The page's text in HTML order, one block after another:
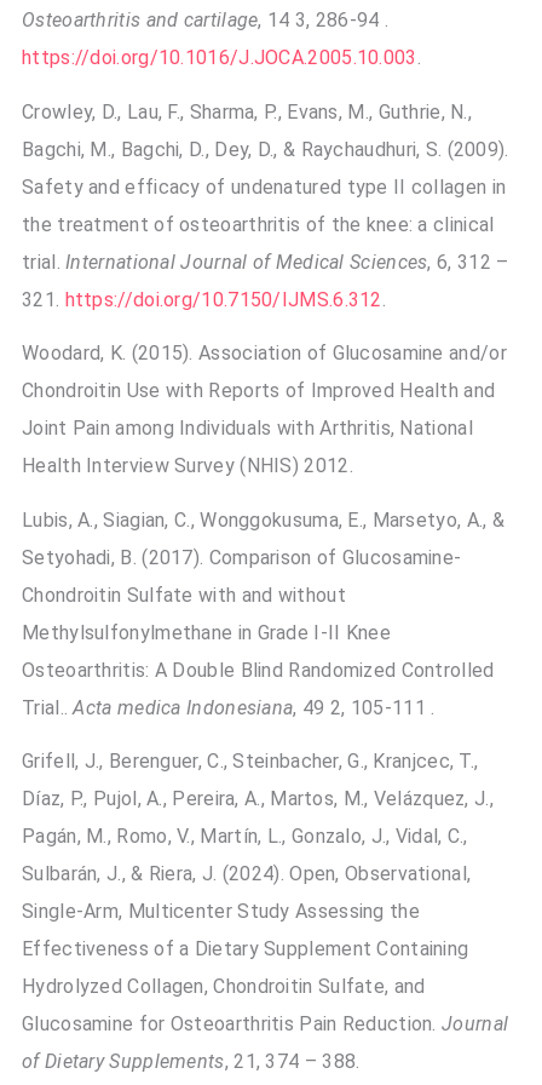
Osteoarthritis and cartilage, 14 3, 286-94 .
https://doi.org/10.1016/J.JOCA.2005.10.003.
Crowley, D., Lau, F., Sharma, P., Evans, M., Guthrie, N.,
Bagchi, M., Bagchi, D., Dey, D., & Raychaudhuri, S. (2009).
Safety and efficacy of undenatured type II collagen in
the treatment of osteoarthritis of the knee: a clinical
trial.International Journal of Medical Sciences, 6, 312 –
321. https://doi.org/10.7150/IJMS.6.312
Woodard, K. (2015). Association of Glucosamine and/or
Chondroitin Use with Reports of Improved Health and
Joint Pain among Individuals with Arthritis, National
Health Interview Survey (NHIS) 2012.
Lubis, A., Siagian, C., Wonggokusuma, E., Marsetyo, A., &
Setyohadi, B. (2017). Comparison of Glucosamine-
Chondroitin Sulfate with and without
Methylsulfonylmethane in Grade I-II Knee
Osteoarthritis: A Double Blind Randomized Controlled
Trial..Acta medica Indonesiana, 49 2, 105-111 .
Grifell, J., Berenguer, C., Steinbacher, G., Kranjcec, T.,
Díaz, P., Pujol, A., Pereira, A., Martos, M., Velázquez, J.,
Pagán, M., Romo, V., Martín, L., Gonzalo, J., Vidal, C.,
Sulbarán, J., & Riera, J. (2024). Open, Observational,
Single-Arm, Multicenter Study Assessing the
Effectiveness of a Dietary Supplement Containing
Hydrolyzed Collagen, Chondroitin Sulfate, and
Glucosamine for Osteoarthritis Pain Reduction.Journal
of Dietary Supplements, 21, 374 – 388.